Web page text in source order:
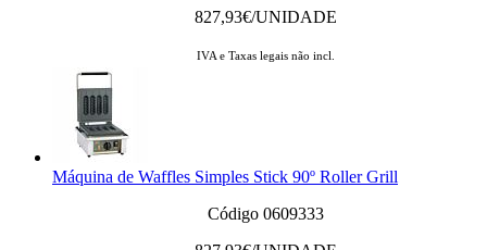
827,93€/UNIDADE
IVA e Taxas legais não incl.
Máquina de Waffles Simples Stick 90º Roller Grill
Código 0609333